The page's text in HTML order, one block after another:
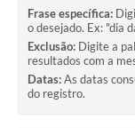
Frase específica:
o desejado. Ex: "dia
Exclusão: Digite a
resultados com a
Datas:As datas
do registro.